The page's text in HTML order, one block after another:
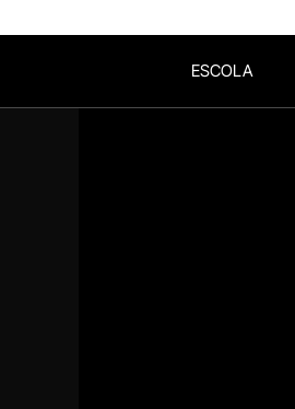
ESCOLA